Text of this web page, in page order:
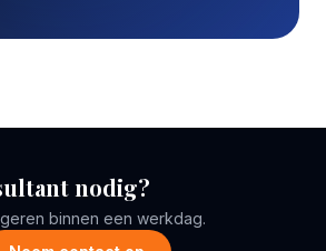
nodig?
binnen een werkdag.